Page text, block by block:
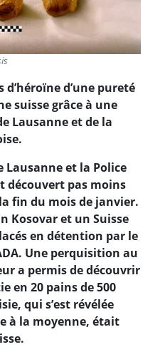
d’héroïne d’une pureté
suisse grâce à une
Lausanne et de la
Lausanne et la Police
découvert pas moins
fin du mois de janvier.
Kosovar et un Suisse
en détention par le
Une perquisition au
a permis de découvrir
en 20 pains de 500
qui s’est révélée
à la moyenne, était